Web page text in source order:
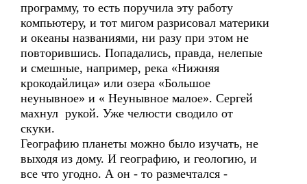
программу, то есть поручила эту работу
компьютеру, и тот мигом разрисовал материки
и океаны названиями, ни разу при этом не
повторившись. Попадались, правда, нелепые
и смешные, например, река «Нижняя
крокодайлица» или озера «Большое
неунывное» и « Неунывное малое». Сергей
махнул рукой. Уже челюсти сводило от
скуки.
Географию планеты можно было изучать, не
выходя из дому. И географию, и геологию, и
все что угодно. А он - то размечтался -